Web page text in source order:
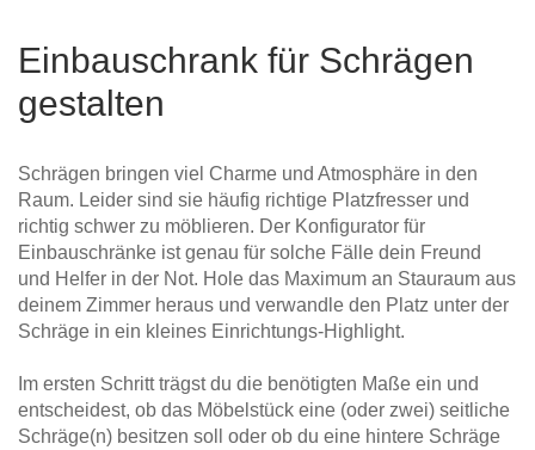
Einbauschrank für Schrägen
gestalten
Schrägen bringen viel Charme und Atmosphäre in den
Raum. Leider sind sie häufig richtige Platzfresser und
richtig schwer zu möblieren. Der Konfigurator für
Einbauschränke ist genau für solche Fälle dein Freund
und Helfer in der Not. Hole das Maximum an Stauraum aus
deinem Zimmer heraus und verwandle den Platz unter der
Schräge in ein kleines Einrichtungs-Highlight.
Im ersten Schritt trägst du die benötigten Maße ein und
entscheidest, ob das Möbelstück eine (oder zwei) seitliche
Schräge(n) besitzen soll oder ob du eine hintere Schräge